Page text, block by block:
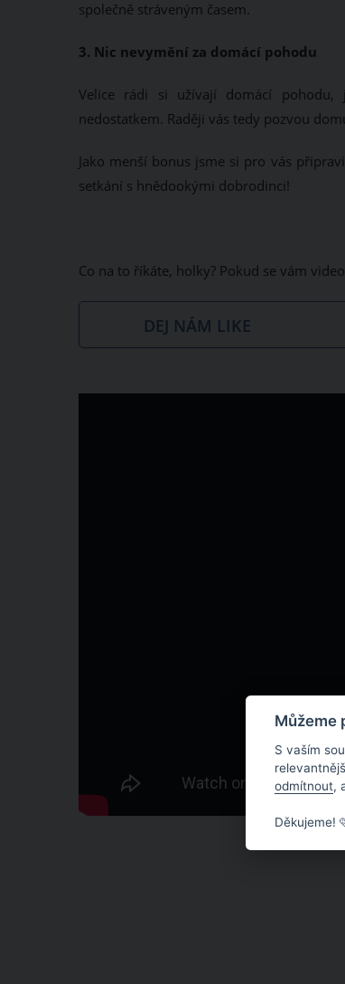
společně stráveným časem.
3. Nic nevymění za domácí pohodu
Velice rádi si užívají domácí pohodu,
nedostatkem. Raději vás tedy pozvou
Jako menší bonus jsme si pro vás
setkání s hnědookými dobrodinci!
Co na to říkáte, holky? Pokud se vám
DEJ NÁM LIKE
Můžeme
S vaším
odmítnout,
Děkujeme!